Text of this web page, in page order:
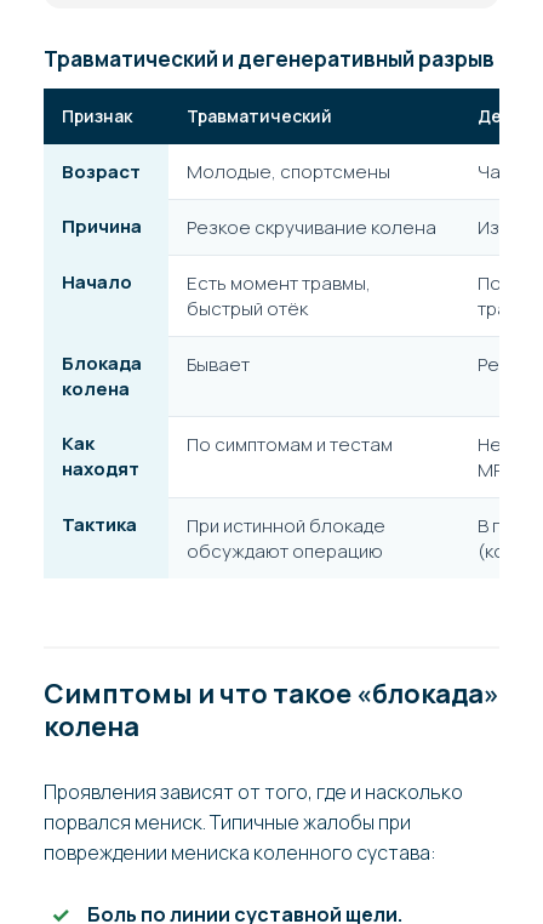
Травматический и дегенеративный разрыв
Признак Травматический
Возраст Молодые, спортсмены Чаще
Причина Резкое скручивание колена Износ
Начало
Есть момент травмы,
быстрый отёк
травмы
Блокада
колена
Бывает Редко
Как
находят
По симптомам и тестам
МРТ
Тактика
При истинной блокаде
обсуждают операцию
В
Симптомы и что такое «блокада»
колена
Проявления зависят от того, где и насколько
порвался мениск. Типичные жалобы при
повреждении мениска коленного сустава:
Боль по линии суставной щели.